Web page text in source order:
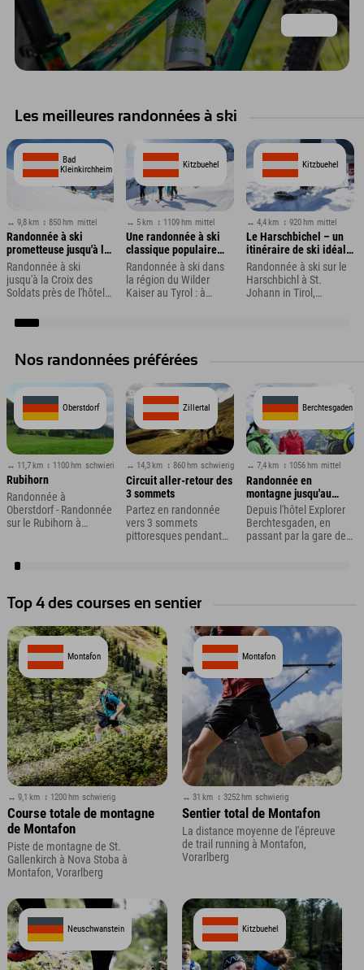
Les meilleures randonnées à ski
Bad
Kleinkirchheim
↔ 9,8 km ↕ 850 hm mittel
Randonnée à ski
prometteuse jusqu'à la
Croix du Soldat
Randonnée à ski
jusqu'à la Croix des
Soldats près de l'hôtel
Kleinkirchheim
Kitzbuehel
↔ 5 km ↕ 1109 hm mittel
Une randonnée à ski
classique populaire
vers l'Ellmauer Tor et
l'arrêt Hintere Goinger
Randonnée à ski dans
la région du Wilder
Kaiser au Tyrol : à
Kitzbuehel
↔ 4,4 km ↕ 920 hm mittel
Le Harschbichel – un
itinéraire de ski idéal
pour les débutants et
les skieurs du soir
Randonnée à ski sur le
Harschbichl à St.
Johann in Tirol,
Nos randonnées préférées
Oberstdorf
↔ 11,7 km ↕ 1100 hm schwierig
Rubihorn
Randonnée à
Oberstdorf - Randonnée
sur le Rubihorn à
Zillertal
↔ 14,3 km ↕ 860 hm schwierig
Circuit aller-retour des
3 sommets
Partez en randonnée
vers 3 sommets
pittoresques pendant
Berchtesgaden
↔ 7,4 km ↕ 1056 hm mittel
Randonnée en
montagne jusqu'au
Schneibsteinhaus
Depuis l'hôtel Explorer
Berchtesgaden, en
passant par la gare de
Top 4 des courses en sentier
Montafon
↔ 9,1 km ↕ 1200 hm schwierig
Course totale de montagne
de Montafon
Piste de montagne de St.
Gallenkirch à Nova Stoba à
Montafon, Vorarlberg
Montafon
↔ 31 km ↕ 3252 hm schwierig
Sentier total de Montafon
La distance moyenne de l'épreuve
de trail running à Montafon,
Vorarlberg
Neuschwanstein Kitzbuehel